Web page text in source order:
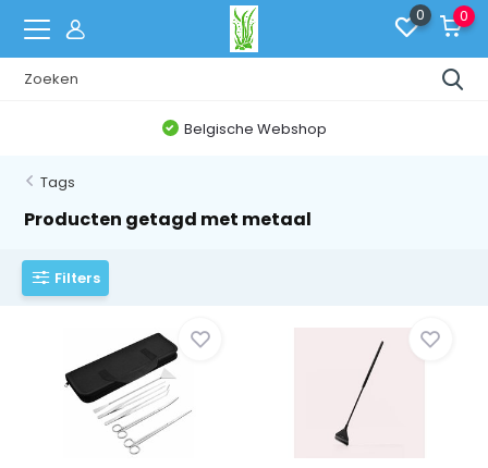
0 0
Belgische Webshop
Tags
Producten getagd met metaal
Filters